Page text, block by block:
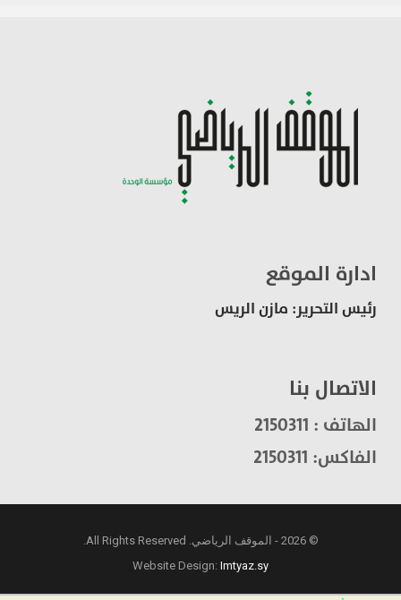
ادارة الموقع
رئيس التحرير: مازن الريس
الاتصال بنا
الهاتف : 2150311
الفاكس: 2150311
© 2026 - الموقف الرياضي. All Rights Reserved.
Website Design:Imtyaz.sy